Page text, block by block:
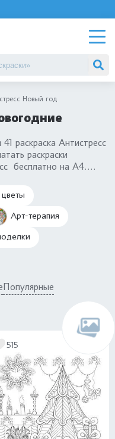
Новый год
раскраска Антистресс
раскраски
бесплатно на А4.
самые милые
Антистресс на Новый
елочных игрушек,
свечи и многое
коллекцию
Арт-терапия
Популярные
515